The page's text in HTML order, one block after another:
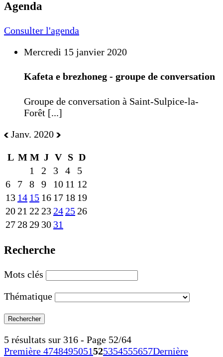
Agenda
Consulter l'agenda
Mercredi 15 janvier 2020
Kafeta e brezhoneg - groupe de conversation
Groupe de conversation à Saint-Sulpice-la-
Forêt [...]
Janv. 2020
L M M J V S D
1
2 3 4
5
6
7 8 9 10 11 12
13 14 15 16 17 18 19
20 21 22 23 24 25 26
27 28 29 30 31
Recherche
Mots clés
Thématique
5 résultats sur 316 - Page 52/64
Première 4748495051525354555657Dernière